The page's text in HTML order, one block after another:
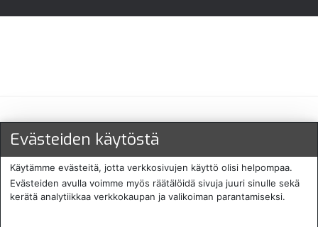
Maksu- ja toimitustavat
Evästeiden käytöstä
Käytämme evästeitä, jotta verkkosivujen käyttö olisi helpompaa.
Evästeiden avulla voimme myös räätälöidä sivuja juuri sinulle sekä
kerätä analytiikkaa verkkokaupan ja valikoiman parantamiseksi.